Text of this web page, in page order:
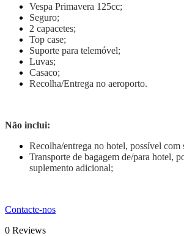
Vespa Primavera 125cc;
Seguro;
2 capacetes;
Top case;
Suporte para telemóvel;
Luvas;
Casaco;
Recolha/Entrega no aeroporto.
Não inclui:
Recolha/entrega no hotel, possível com
Transporte de bagagem de/para hotel,
suplemento adicional;
Contacte-nos
0 Reviews